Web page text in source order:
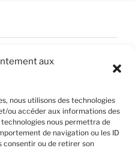
aux
nous utilisons des technologies
ou accéder aux informations des
nous permettra de
de navigation ou les ID
consentir ou de retirer son